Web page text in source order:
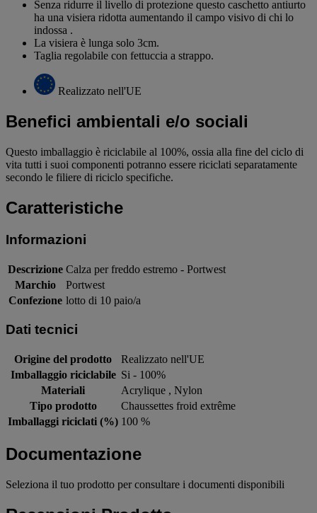
Senza ridurre il livello di protezione questo caschetto antiurto
ha una visiera ridotta aumentando il campo visivo di chi lo
indossa .
La visiera è lunga solo 3cm.
Taglia regolabile con fettuccia a strappo.
Realizzato nell'UE
Benefici ambientali e/o sociali
Questo imballaggio è riciclabile al 100%, ossia alla fine del ciclo di
vita tutti i suoi componenti potranno essere riciclati separatamente
secondo le filiere di riciclo specifiche.
Caratteristiche
Informazioni
Descrizione Calza per freddo estremo - Portwest
Marchio
Portwest
Confezione lotto di 10 paio/a
Dati tecnici
Origine del prodotto
Realizzato nell'UE
Imballaggio riciclabile Si - 100%
Materiali
Acrylique , Nylon
Tipo prodotto
Chaussettes froid extrême
Imballaggi riciclati (%) 100 %
Documentazione
Seleziona il tuo prodotto per consultare i documenti disponibili